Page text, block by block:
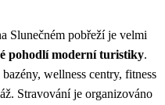
Slunečném pobřeží je velmi
pohodlí moderní turistiky.
wellness centry, fitness
Stravování je organizováno